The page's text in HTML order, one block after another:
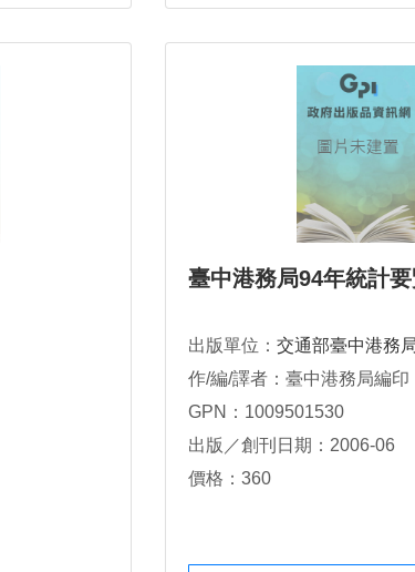
臺中港務局94年統計
出版單位： 交通部臺中港務
作/編/譯者：臺中港務局編印
GPN：1009501530
出版／創刊日期：2006-06
價格：360